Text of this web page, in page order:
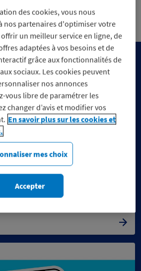
dépenses, pas
de marques engagées
des cookies, vous nous
nos partenaires d'optimiser votre
un meilleur service en ligne, de
adaptées à vos besoins et de
grâce aux fonctionnalités de
sociaux. Les cookies peuvent
nos annonces
vous libre de paramétrer les
changer d’avis et modifier vos
En savoir plus sur les cookies et
mes choix
Accepter